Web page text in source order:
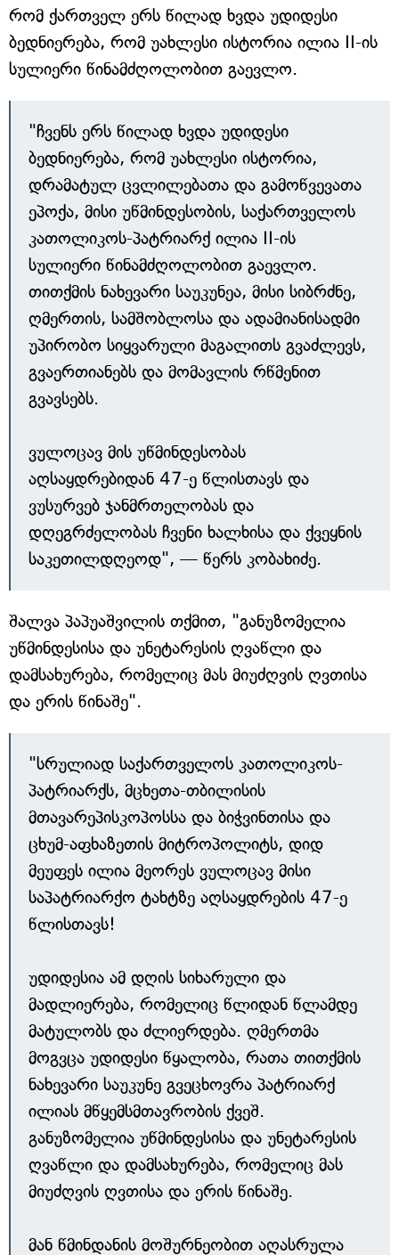
რომ ქართველ ერს წილად ხვდა უდიდესი
ბედნიერება, რომ უახლესი ისტორია ილია II-ის
სულიერი წინამძღოლობით გაევლო.
"ჩვენს ერს წილად ხვდა უდიდესი
ბედნიერება, რომ უახლესი ისტორია,
დრამატულ ცვლილებათა და გამოწვევათა
ეპოქა, მისი უწმინდესობის, საქართველოს
კათოლიკოს-პატრიარქ ილია II-ის
სულიერი წინამძღოლობით გაევლო.
თითქმის ნახევარი საუკუნეა, მისი სიბრძნე,
ღმერთის, სამშობლოსა და ადამიანისადმი
უპირობო სიყვარული მაგალითს გვაძლევს,
გვაერთიანებს და მომავლის რწმენით
გვავსებს.
ვულოცავ მის უწმინდესობას
აღსაყდრებიდან 47-ე წლისთავს და
ვუსურვებ ჯანმრთელობას და
დღეგრძელობას ჩვენი ხალხისა და ქვეყნის
საკეთილდღეოდ", — წერს კობახიძე.
შალვა პაპუაშვილის თქმით, "განუზომელია
უწმინდესისა და უნეტარესის ღვაწლი და
დამსახურება, რომელიც მას მიუძღვის ღვთისა
და ერის წინაშე".
"სრულიად საქართველოს კათოლიკოს-
პატრიარქს, მცხეთა-თბილისის
მთავარეპისკოპოსსა და ბიჭვინთისა და
ცხუმ-აფხაზეთის მიტროპოლიტს, დიდ
მეუფეს ილია მეორეს ვულოცავ მისი
საპატრიარქო ტახტზე აღსაყდრების 47-ე
წლისთავს!
უდიდესია ამ დღის სიხარული და
მადლიერება, რომელიც წლიდან წლამდე
მატულობს და ძლიერდება. ღმერთმა
მოგვცა უდიდესი წყალობა, რათა თითქმის
ნახევარი საუკუნე გვეცხოვრა პატრიარქ
ილიას მწყემსმთავრობის ქვეშ.
განუზომელია უწმინდესისა და უნეტარესის
ღვაწლი და დამსახურება, რომელიც მას
მიუძღვის ღვთისა და ერის წინაშე.
მან წმინდანის მოშურნეობით აღასრულა